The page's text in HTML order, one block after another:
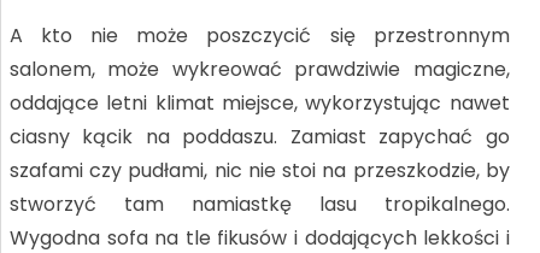
A kto nie może poszczycić się przestronnym
salonem, może wykreować prawdziwie magiczne,
oddające letni klimat miejsce, wykorzystując nawet
ciasny kącik na poddaszu. Zamiast zapychać go
szafami czy pudłami, nic nie stoi na przeszkodzie, by
stworzyć tam namiastkę lasu tropikalnego.
Wygodna sofa na tle fikusów i dodających lekkości i